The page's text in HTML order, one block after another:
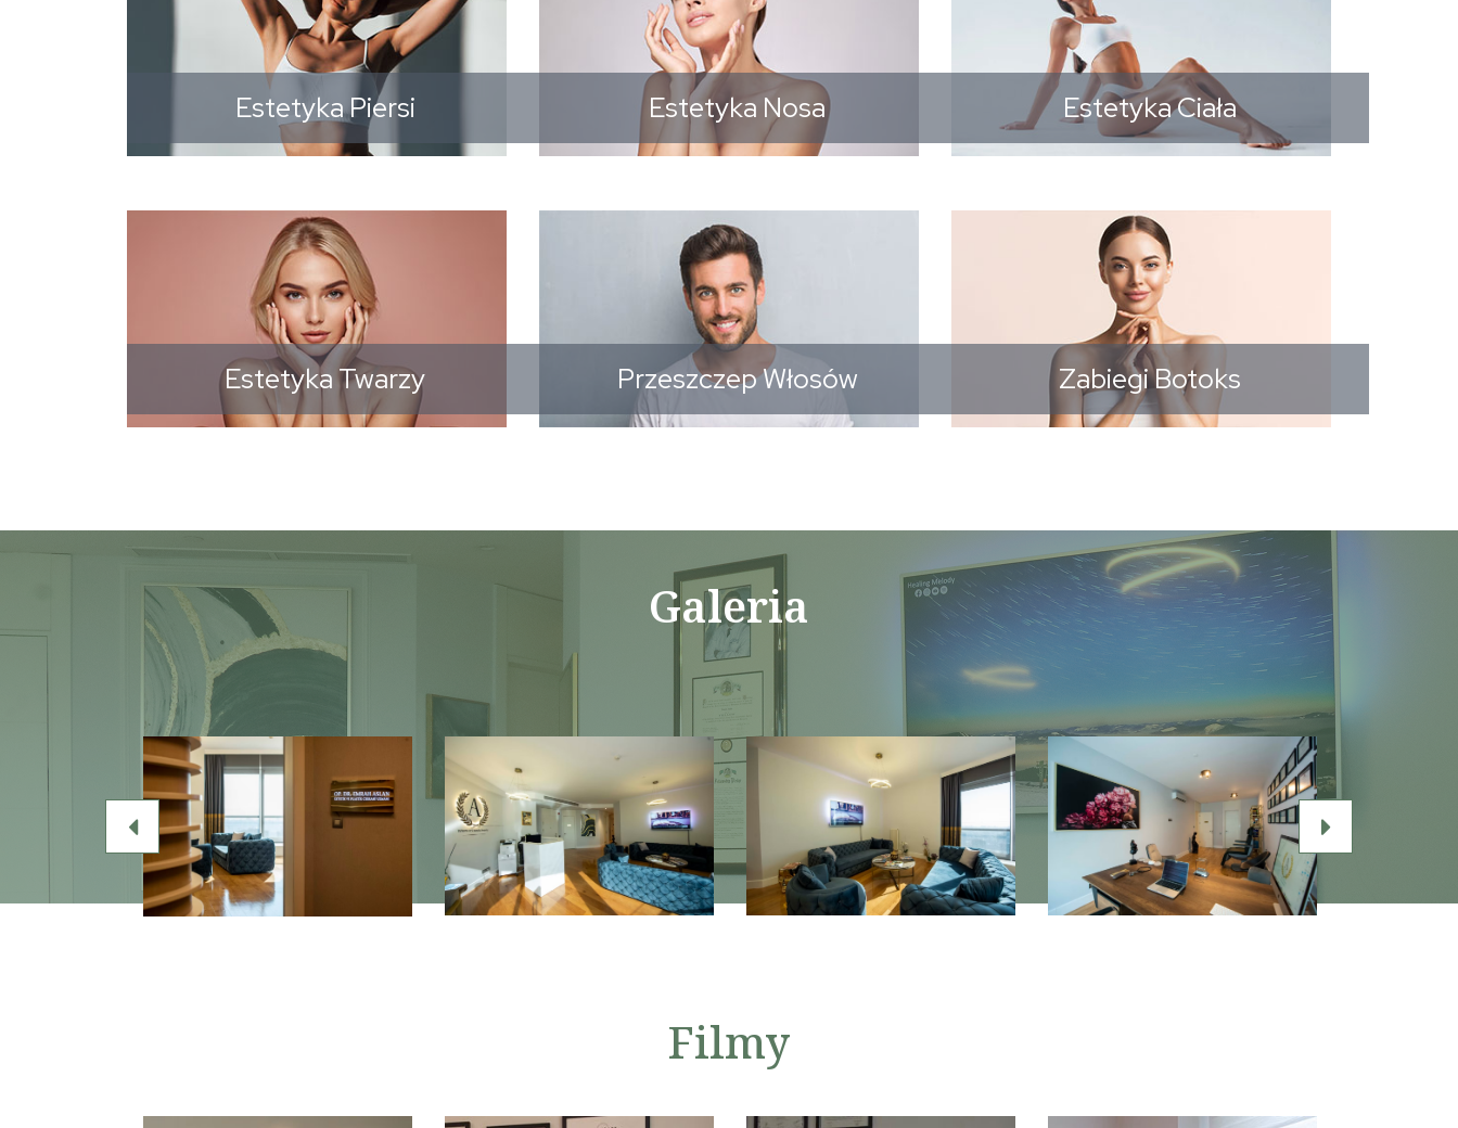
Estetyka Piersi Estetyka Nosa Estetyka Ciała
Estetyka Twarzy Przeszczep Włosów Zabiegi Botoks
Galeria
Filmy